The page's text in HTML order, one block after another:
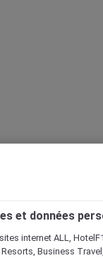
et données
internet ALL,
Business